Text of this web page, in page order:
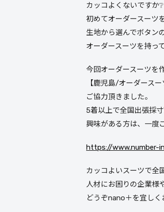
カッコよくないですか❔
初めてオーダースーツ
生地から選んでボタン
オーダースーツを持っ
今回オーダースーツを
【鹿児島/オーダース
ご協力頂きました。
5着以上で全国出張採寸
興味がある方は、一度
https://www.number-
カッコよいスーツで全
人材にお困りの企業様
どうぞnano＋を宜しく